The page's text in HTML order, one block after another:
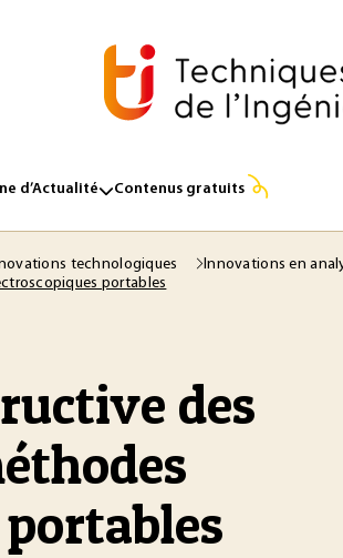
d’Actualité Contenus gratuits
technologiques
Innovations en
portables
des